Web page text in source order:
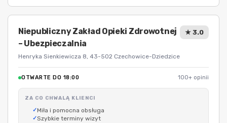
Niepubliczny Zakład Opieki Zdrowotnej
– Ubezpieczalnia
Henryka Sienkiewicza 8, 43-502 Czechowice-Dziedzice
★ 3.0
OTWARTE DO 18:00 100+ opinii
ZA CO CHWALĄ KLIENCI
Miła i pomocna obsługa
Szybkie terminy wizyt